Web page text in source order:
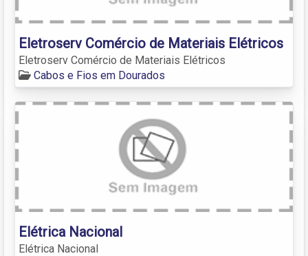
Eletroserv Comércio de Materiais Elétricos
Eletroserv Comércio de Materiais Elétricos
Cabos e Fios em Dourados
Elétrica Nacional
Elétrica Nacional